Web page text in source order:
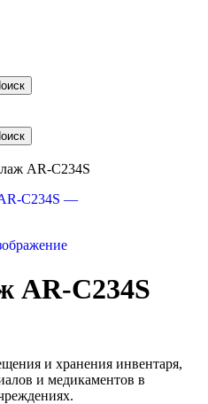
AR-C234S
AR-C234S
и хранения инвентаря,
и медикаментов в